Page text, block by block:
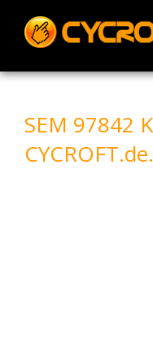
content
SEM 97842
CYCROFT.de.